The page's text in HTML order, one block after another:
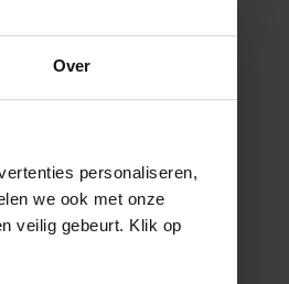
Over
personaliseren,
we ook met onze
veilig gebeurt. Klik op